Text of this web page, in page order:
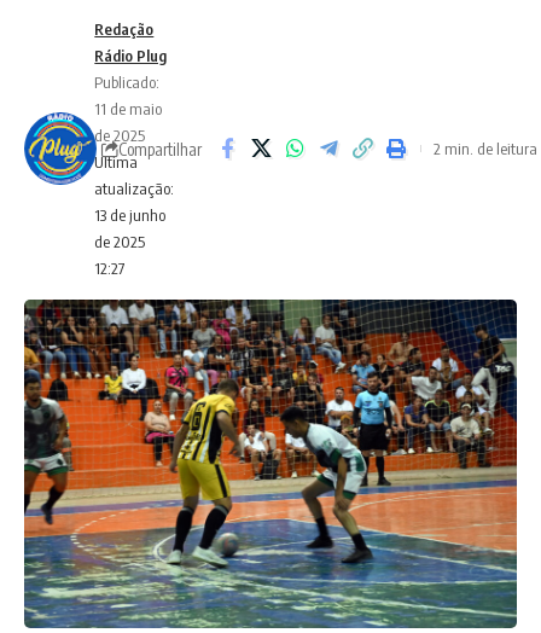
Ultima
atualização:
13 de junho
de 2025
12:27
Redação
Rádio Plug
Publicado:
11 de maio
de 2025
Compartilhar 2 min. de leitura